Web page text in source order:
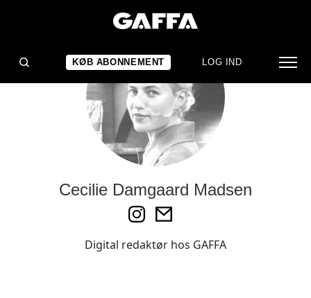
KØB ABONNEMENT LOG IND
Cecilie Damgaard Madsen
Digital redaktør hos GAFFA